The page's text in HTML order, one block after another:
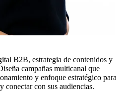
B2B, estrategia de contenidos y
campañas multicanal que
y enfoque estratégico para
conectar con sus audiencias.